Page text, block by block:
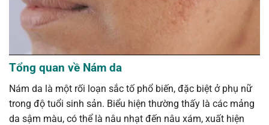
Tổng quan về Nám da
Nám da là một rối loạn sắc tố phổ biến, đặc biệt ở phụ nữ
trong độ tuổi sinh sản. Biểu hiện thường thấy là các mảng
da sậm màu, có thể là nâu nhạt đến nâu xám, xuất hiện